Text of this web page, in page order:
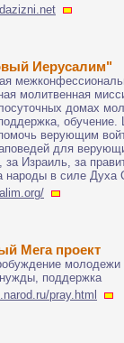
Иерусалим"
молитвенная
домах
верующим
для
Израиль, за
народы в силе Духа
Мега проект
молодежи
поддержка
pray.html